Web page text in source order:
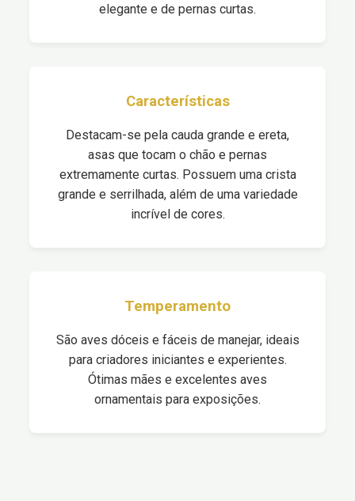
elegante e de pernas curtas.
Características
Destacam-se pela cauda grande e ereta,
asas que tocam o chão e pernas
extremamente curtas. Possuem uma crista
grande e serrilhada, além de uma variedade
incrível de cores.
Temperamento
São aves dóceis e fáceis de manejar, ideais
para criadores iniciantes e experientes.
Ótimas mães e excelentes aves
ornamentais para exposições.